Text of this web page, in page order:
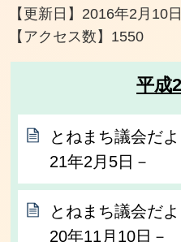
【更新日】 2016年2月10日
【アクセス数】 1550
平成
とねまち議会だ
21年2月5日－
とねまち議会だ
20年11月10日－